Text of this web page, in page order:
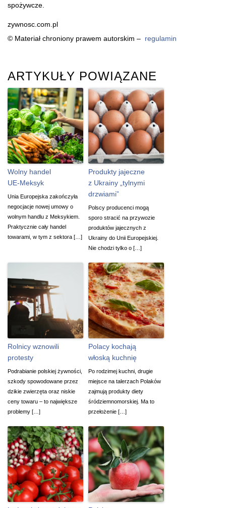
spożywcze.
zywnosc.com.pl
© Materiał chroniony prawem autorskim – regulamin
ARTYKUŁY POWIĄZANE
Wolny handel
UE-Meksyk
Unia Europejska zakończyła
negocjacje nowej umowy o
wolnym handlu z Meksykiem.
Praktycznie cały handel
towarami, w tym z sektora […]
Produkty jajeczne
z Ukrainy „tylnymi
drzwiami”
Polscy producenci mogą
sporo stracić na przywozie
produktów jajecznych z
Ukrainy do Unii Europejskiej.
Nie chodzi tylko o […]
Rolnicy wznowili
protesty
Podrabianie polskiej żywności,
szkody spowodowane przez
dzikie zwierzęta oraz niskie
ceny towaru – to największe
problemy […]
Polacy kochają
włoską kuchnię
Po rodzimej kuchni, drugie
miejsce na talerzach Polaków
zajmują produkty diety
śródziemnomorskiej. Ma to
przełożenie […]